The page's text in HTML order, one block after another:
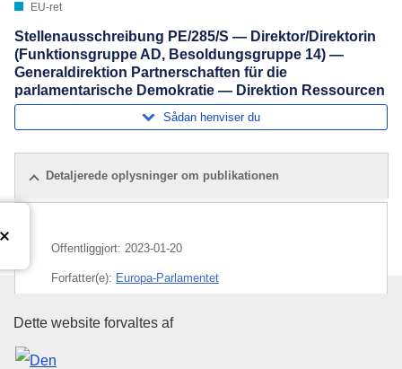
EU-ret
Stellenausschreibung PE/285/S — Direktor/Direktorin
(Funktionsgruppe AD, Besoldungsgruppe 14) —
Generaldirektion Partnerschaften für die
parlamentarische Demokratie — Direktion Ressourcen
Sådan henviser du
Detaljerede oplysninger om publikationen
Offentliggjort: 2023-01-20
Forfatter(e): Europa-Parlamentet
Emne:administrator ,ansættelse
demokrati
Den Europæiske Unions
Dette website forvaltes af